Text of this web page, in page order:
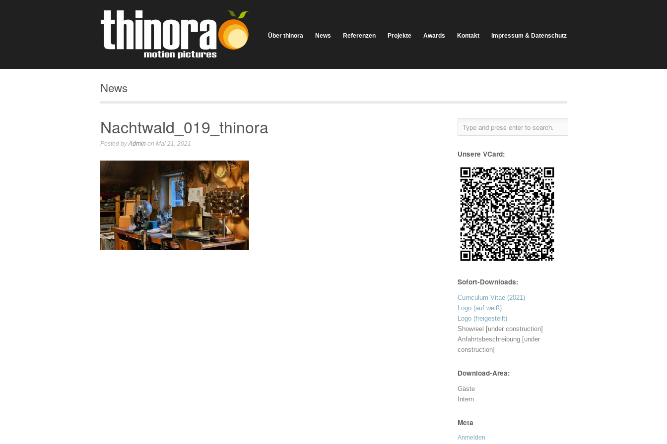
Über thinora News Referenzen Projekte Awards Kontakt Impressum & Datenschutz
News
Nachtwald_019_thinora
Posted byAdmin on Mai 21, 2021
Unsere VCard:
Sofort-Downloads:
Curriculum Vitae (2021)
Logo (auf weiß)
Logo (freigestellt)
Showreel [under construction]
Anfahrtsbeschreibung [under
construction]
Download-Area:
Gäste
Intern
Meta
Anmelden